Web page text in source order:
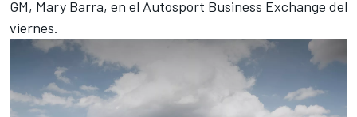
GM, Mary Barra, en el Autosport Business Exchange del
viernes.